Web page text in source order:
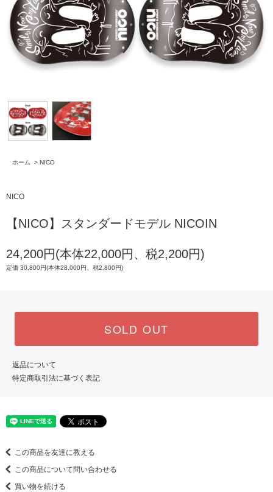
ホーム > NICO
NICO
【NICO】スタンダードモデル NICOIN
24,200円(本体22,000円、税2,200円)
定価 30,800円(本体28,000円、税2,800円)
SOLD OUT
返品について
特定商取引法に基づく表記
この商品を友達に教える
この商品について問い合わせる
買い物を続ける